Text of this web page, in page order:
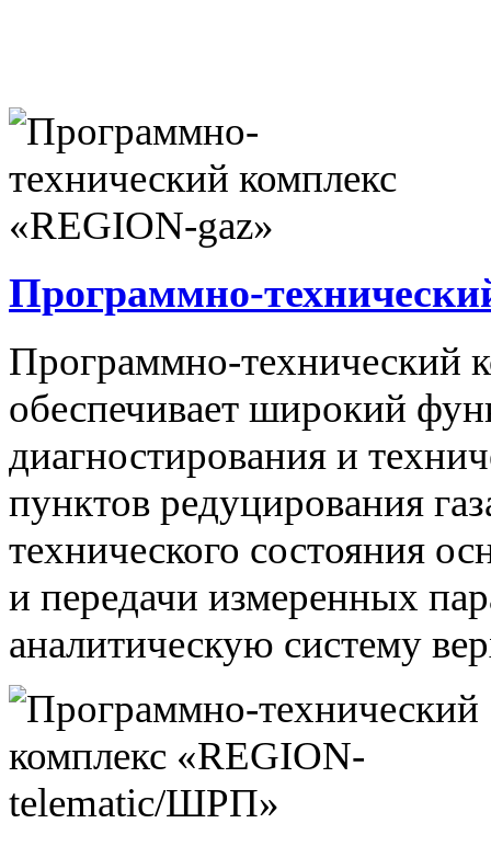
Программно-
Программно-технический
обеспечивает широкий
диагностирования и
пунктов редуцирования
технического состояния
и передачи измеренных
аналитическую систему